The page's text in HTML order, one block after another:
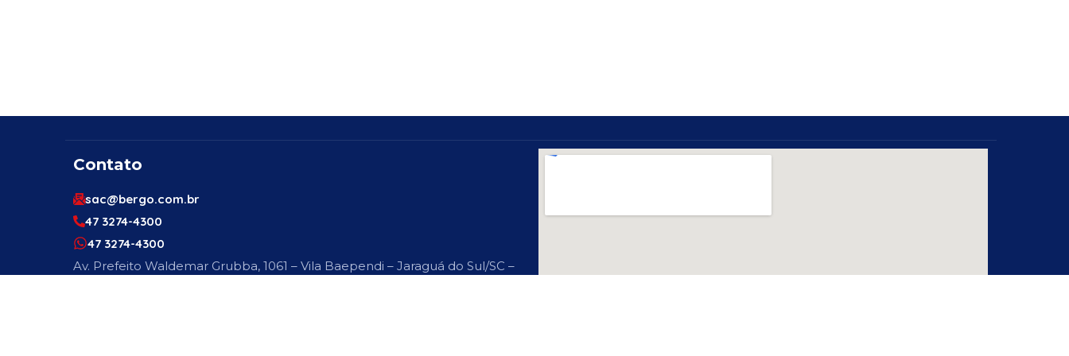
Contato
sac@bergo.com.br
47 3274-4300
47 3274-4300
Av. Prefeito Waldemar Grubba, 1061 – Vila Baependi – Jaraguá do Sul/SC –